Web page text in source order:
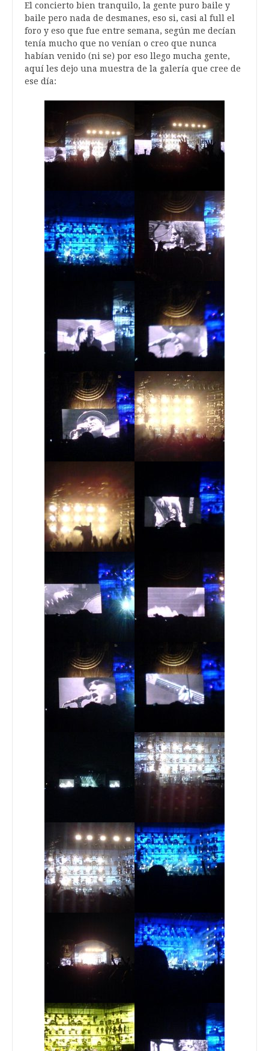
El concierto bien tranquilo, la gente puro baile y
baile pero nada de desmanes, eso si, casi al full el
foro y eso que fue entre semana, según me decían
tenía mucho que no venían o creo que nunca
habían venido (ni se) por eso llego mucha gente,
aquí les dejo una muestra de la galería que cree de
ese día: